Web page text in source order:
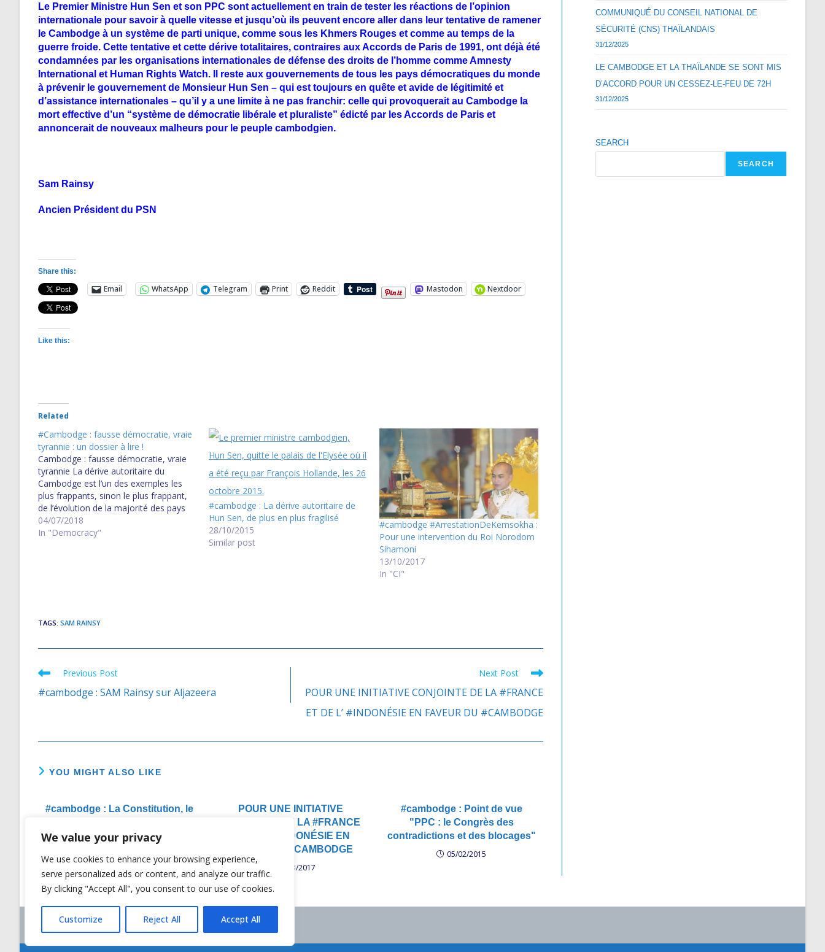
We value your privacy
We use cookies to enhance your browsing experience,
serve personalized ads or content, and analyze our traffic.
By clicking "Accept All", you consent to our use of cookies.
Customize Reject All Accept All
Le Premier Ministre Hun Sen et son PPC sont actuellement en train de tester les réactions de l’opinion
internationale pour savoir à quelle vitesse et jusqu’où ils peuvent encore aller dans leur tentative de ramener
le Cambodge à un système de parti unique, comme sous les Khmers Rouges et comme au temps de la
guerre froide. Cette tentative et cette dérive totalitaires, contraires auxAccords de Paris de 1991, ont déjà été
condamnées par les organisations internationales de défense des droits de l’homme comme Amnesty
International et Human Rights Watch. Il reste aux gouvernements de tous les pays démocratiques du monde
à prévenir le gouvernement de Monsieur Hun Sen – qui est toujours en quête et avide de légitimité et
d’assistance internationales – qu’il y a une limite à ne pas franchir: celle qui provoquerait au Cambodge la
mort effective d’un “système de démocratie libérale et pluraliste” édicté par les Accords de Paris et
annoncerait de nouveaux malheurs pour le peuple cambodgien.
Sam Rainsy
Ancien Président du PSN
Share this:
Email WhatsApp Telegram Print Reddit Mastodon Nextdoor
Like this:
Related
#Cambodge : fausse démocratie, vraie
tyrannie : un dossier à lire !
Cambodge : fausse démocratie, vraie
tyrannie La dérive autoritaire du
Cambodge est l’un des exemples les
plus frappants, sinon le plus frappant,
de l’évolution de la majorité des pays
de l’Asie du Sud-Est vers
l’« illibéralisme ». Depuis longtemps, on
04/07/2018
In "Democracy"
#cambodge : La dérive autoritaire de
Hun Sen, de plus en plus fragilisé
28/10/2015
Similar post
#cambodge #ArrestationDeKemsokha :
Pour une intervention du Roi Norodom
Sihamoni
13/10/2017
In "CI"
TAGS: SAM RAINSY
Read
more
Previous Post
#cambodge : SAM Rainsy sur Aljazeera
Next Post
POUR UNE INITIATIVE CONJOINTE DE LA #FRANCE
ET DE L’ #INDONÉSIE EN FAVEUR DU #CAMBODGE
YOU MIGHT ALSO LIKE
#cambodge : La Constitution, le
23/02/2017
POUR UNE INITIATIVE
CONJOINTE DE LA #FRANCE
ET DE L’ #INDONÉSIE EN
FAVEUR DU #CAMBODGE
03/03/2017
#cambodge : Point de vue
"PPC : le Congrès des
contradictions et des blocages"
05/02/2015
COMMUNIQUÉ DU CONSEIL NATIONAL DE
SÉCURITÉ (CNS) THAÏLANDAIS
31/12/2025
LE CAMBODGE ET LA THAÏLANDE SE SONT MIS
D’ACCORD POUR UN CESSEZ-LE-FEU DE 72H
31/12/2025
SEARCH
SEARCH